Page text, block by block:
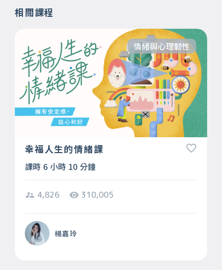
相關課程
情緒與心理韌性
幸福人生的情緒課
課時 6 小時 10 分鐘
4,826 310,005
楊嘉玲